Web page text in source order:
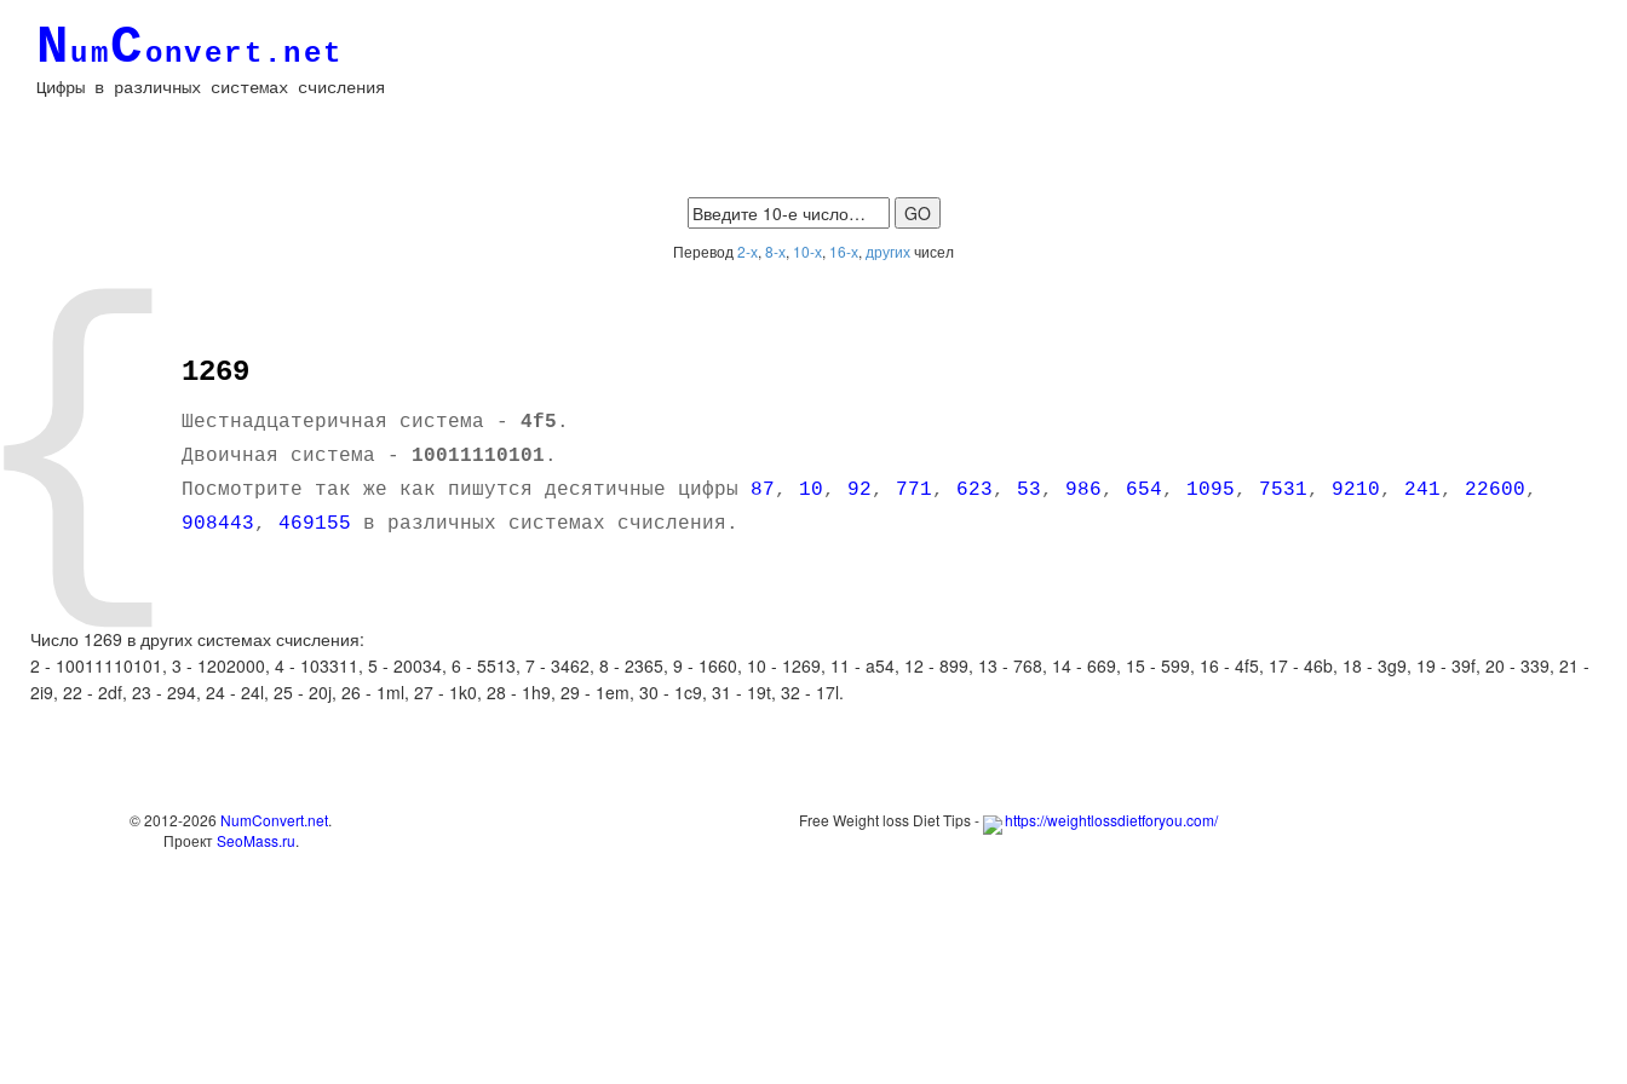
NumConvert.net
Цифры в различных системах счисления
Перевод 2-х, 8-х, 10-х, 16-х, другихчисел
1269
Шестнадцатеричная система - 4f5 .
Двоичная система - 10011110101 .
Посмотрите так же как пишутся десятичные цифры 87, 10, 92, 771, 623, 53, 986, 654, 1095, 7531, 9210, 241, 22600,
908443, 469155 в различных системах счисления.
Число 1269 в других системах счисления:
2 - 10011110101, 3 - 1202000, 4 - 103311, 5 - 20034, 6 - 5513, 7 - 3462, 8 - 2365, 9 - 1660, 10 - 1269, 11 - a54, 12 - 899, 13 - 768, 14 - 669, 15 - 599, 16 - 4f5, 17 - 46b, 18 - 3g9, 19 - 39f, 20 - 339, 21 -
2i9, 22 - 2df, 23 - 294, 24 - 24l, 25 - 20j, 26 - 1ml, 27 - 1k0, 28 - 1h9, 29 - 1em, 30 - 1c9, 31 - 19t, 32 - 17l.
© 2012-2026 NumConvert.net.
ПроектSeoMass.ru.
Free Weight loss Diet Tips - https://weightlossdietforyou.com/